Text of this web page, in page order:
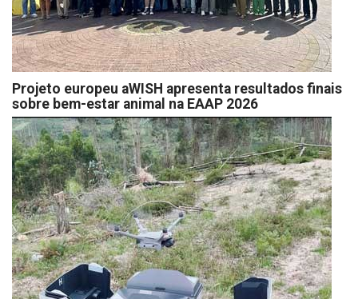
Projeto europeu aWISH apresenta resultados finais
sobre bem-estar animal na EAAP 2026